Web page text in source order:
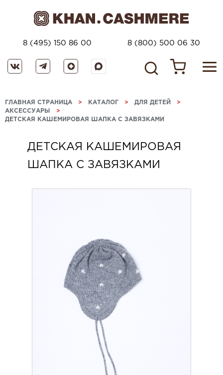
8 (495) 150 86 00 8 (800) 500 06 30
ГЛАВНАЯ СТРАНИЦА > КАТАЛОГ > ДЛЯ ДЕТЕЙ >
АКСЕССУАРЫ >
ДЕТСКАЯ КАШЕМИРОВАЯ ШАПКА С ЗАВЯЗКАМИ
ДЕТСКАЯ КАШЕМИРОВАЯ
ШАПКА С ЗАВЯЗКАМИ